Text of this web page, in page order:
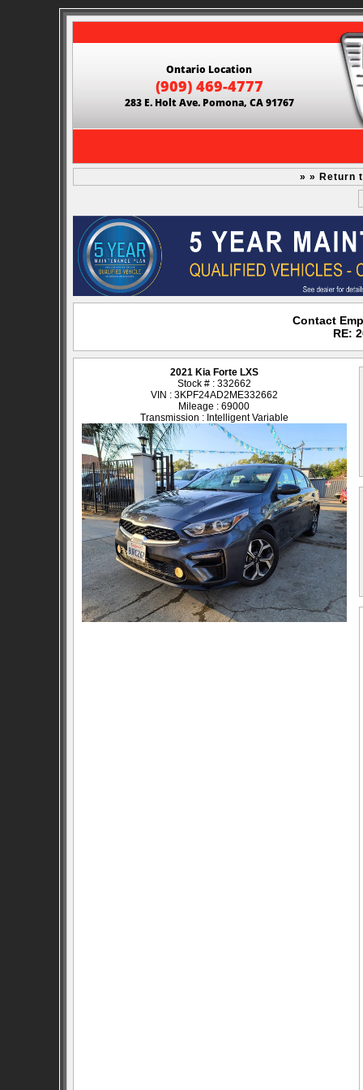
Ontario Location
(909) 469-4777
283 E. Holt Ave. Pomona, CA 91767
» » Return
Contact
RE:
2021 Kia Forte LXS
Stock # : 332662
VIN : 3KPF24AD2ME332662
Mileage : 69000
Transmission : Intelligent Variable
SOLD